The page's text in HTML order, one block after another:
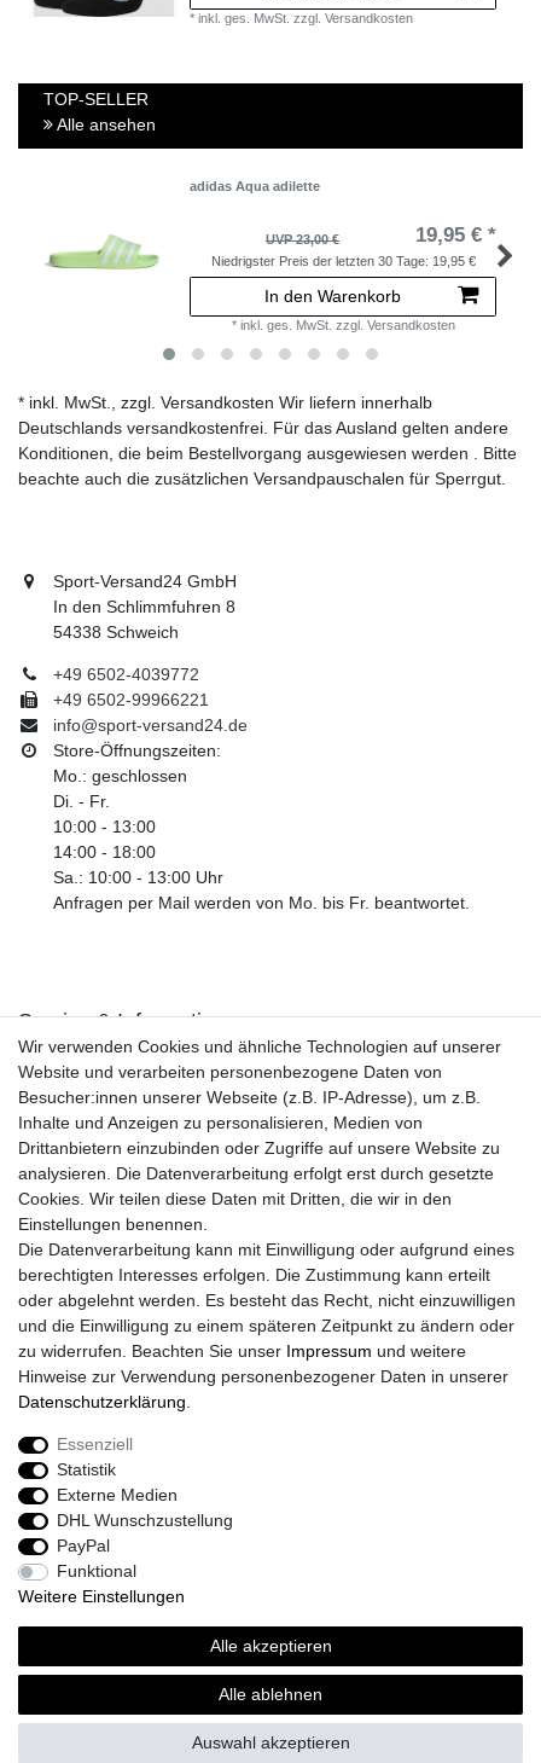
*inkl. ges. MwSt. zzgl.Versandkosten
TOP-SELLER
Alle ansehen
adidas Aqua adilette
UVP 23,00 € 19,95 € *
Niedrigster Preis der letzten 30 Tage: 19,95 €
In den Warenkorb
* inkl. ges. MwSt. zzgl. Versandkosten
* inkl. MwSt., zzgl. Versandkosten Wir liefern innerhalb
Deutschlands versandkostenfrei. Für das Ausland gelten andere
Konditionen, die beim Bestellvorgang ausgewiesen werden . Bitte
beachte auch die zusätzlichen Versandpauschalen für Sperrgut.
Sport-Versand24 GmbH
In den Schlimmfuhren 8
54338 Schweich
+49 6502-4039772
+49 6502-99966221
info@sport-versand24.de
Store-Öffnungszeiten:
Mo.: geschlossen
Di. - Fr.
10:00 - 13:00
14:00 - 18:00
Sa.: 10:00 - 13:00 Uhr
Anfragen per Mail werden von Mo. bis Fr. beantwortet.
Service & Informationen
Kontakt
Retouren
Widerrufsrecht
Widerrufs­formular
Impressum
Daten­schutz­erklärung
AGB
Größentabelle
Kataloge
Barrierefreiheitserklärung
Sicherheitsinformationen
Zahlung und Versand
Sport-Versand24 Community
Sport-Versand24 Team Fan-Shop´s & Partner
Wir verwenden Cookies und ähnliche Technologien auf unserer
Website und verarbeiten personenbezogene Daten von
Besucher:innen unserer Webseite (z.B. IP-Adresse), um z.B.
Inhalte und Anzeigen zu personalisieren, Medien von
Drittanbietern einzubinden oder Zugriffe auf unsere Website zu
analysieren. Die Datenverarbeitung erfolgt erst durch gesetzte
Cookies. Wir teilen diese Daten mit Dritten, die wir in den
Einstellungen benennen.
Die Datenverarbeitung kann mit Einwilligung oder aufgrund eines
berechtigten Interesses erfolgen. Die Zustimmung kann erteilt
oder abgelehnt werden. Es besteht das Recht, nicht einzuwilligen
und die Einwilligung zu einem späteren Zeitpunkt zu ändern oder
zu widerrufen. Beachten Sie unser Impressum und weitere
Hinweise zur Verwendung personenbezogener Daten in unserer
Daten­schutz­erklärung
Essenziell
Statistik
Externe Medien
DHL Wunschzustellung
PayPal
Funktional
Weitere Einstellungen
Alle akzeptieren
Alle ablehnen
Auswahl akzeptieren